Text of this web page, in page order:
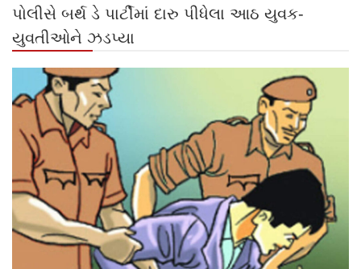
પોલીસે બર્થ ડે પાર્ટીમાં દારુ પીધેલા આઠ યુવક-
યુવતીઓને ઝડપ્યા